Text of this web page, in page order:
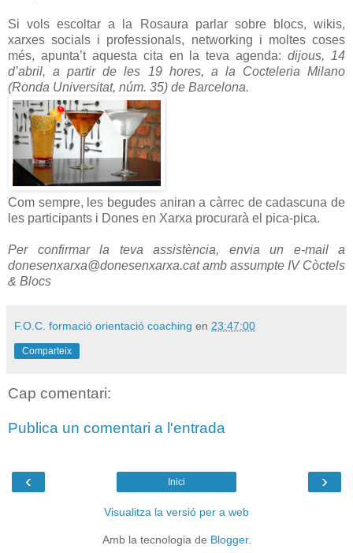
Si vols escoltar a la Rosaura parlar sobre blocs, wikis,
xarxes socials i professionals, networking i moltes coses
més, apunta’t aquesta cita en la teva agenda:dijous, 14
d’abril, a partir de les 19 hores, a la Cocteleria Milano
(Ronda Universitat, núm. 35) de Barcelona.
Com sempre, les begudes aniran a càrrec de cadascuna de
les participants i Dones en Xarxa procurarà el pica-pica.
Per confirmar la teva assistència, envia un e-mail a
donesenxarxa@donesenxarxa.cat amb assumpte IV Còctels
& Blocs
F.O.C. formació orientació coaching en 23:47:00
Comparteix
Cap comentari:
Publica un comentari a l'entrada
‹ ›
Inici
Visualitza la versió per a web
Amb la tecnologia de Blogger.